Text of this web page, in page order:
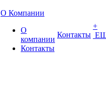
О Компании
О
компании
Контакты
Контакты
+